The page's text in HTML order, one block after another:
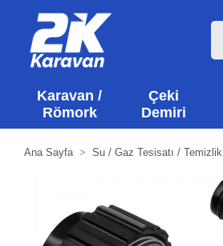
Karavan /
Römork
Çeki
Demiri
Ana Sayfa Su / Gaz Tesisatı / Temizlik